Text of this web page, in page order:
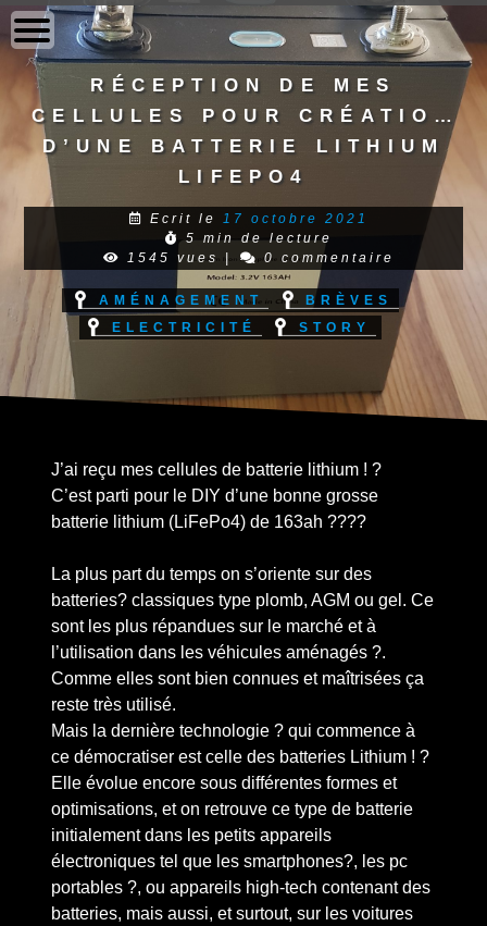
content
Aménagement
Brèves
Electricité
Story
Réception de mes
cellules pour création
d’une batterie Lithium
LiFePo4
Ecrit le 17 octobre 2021
5 min de lecture
1545 vues
0 commentaire
J’ai reçu mes cellules de batterie lithium ! ?
C’est parti pour le DIY d’une bonne grosse
batterie lithium (LiFePo4) de 163ah ????
La plus part du temps on s’oriente sur des
batteries? classiques type plomb, AGM ou gel. Ce
sont les plus répandues sur le marché et à
l’utilisation dans les véhicules aménagés ?.
Comme elles sont bien connues et maîtrisées ça
reste très utilisé.
Mais la dernière technologie ? qui commence à
ce démocratiser est celle des batteries Lithium ! ?
Elle évolue encore sous différentes formes et
optimisations, et on retrouve ce type de batterie
initialement dans les petits appareils
électroniques tel que les smartphones?, les pc
portables ?, ou appareils high-tech contenant des
batteries, mais aussi, et surtout, sur les voitures